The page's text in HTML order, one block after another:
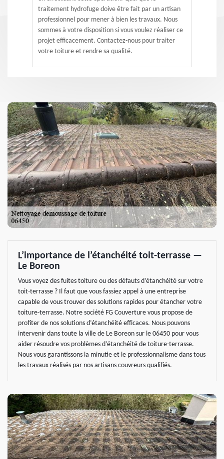
traitement hydrofuge doive être fait par un artisan
professionnel pour mener à bien les travaux. Nous
sommes à votre disposition si vous voulez réaliser ce
projet efficacement. Contactez-nous pour traiter
votre toiture et rendre sa qualité.
L’importance de l’étanchéité toit-terrasse —
Le Boreon
Vous voyez des fuites toiture ou des défauts d’étanchéité sur votre
toit-terrasse ? Il faut que vous fassiez appel à une entreprise
capable de vous trouver des solutions rapides pour étancher votre
toiture-terrasse. Notre société FG Couverture vous propose de
profiter de nos solutions d’étanchéité efficaces. Nous pouvons
intervenir dans toute la ville de Le Boreon sur le 06450 pour vous
aider résoudre vos problèmes d’étanchéité de toiture-terrasse.
Nous vous garantissons la minutie et le professionnalisme dans tous
les travaux réalisés par nos artisans couvreurs qualifiés.